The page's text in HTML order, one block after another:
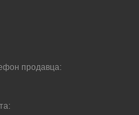
продавца: